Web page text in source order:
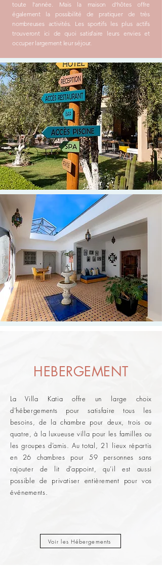
toute l’année. Mais la maison d'hôtes offre
également la possibilité de pratiquer de très
nombreuses activités. Les sportifs les plus actifs
trouveront ici de quoi satisfaire leurs envies et
occuper largement leur séjour.
HEBERGEMENT
La Villa Katia offre un large choix
d’hébergements pour satisfaire tous les
besoins, de la chambre pour deux, trois ou
quatre, à la luxueuse villa pour les familles ou
les groupes d’amis. Au total, 21 lieux répartis
en 26 chambres pour 59 personnes sans
rajouter de lit d’appoint, qu’il est aussi
possible de privatiser entièrement pour vos
événements.
Voir les Hébergements